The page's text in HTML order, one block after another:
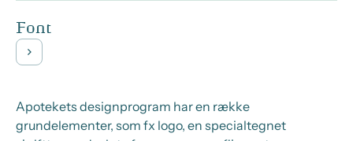
Font
Apotekets designprogram har en række
grundelementer, som fx logo, en specialtegnet